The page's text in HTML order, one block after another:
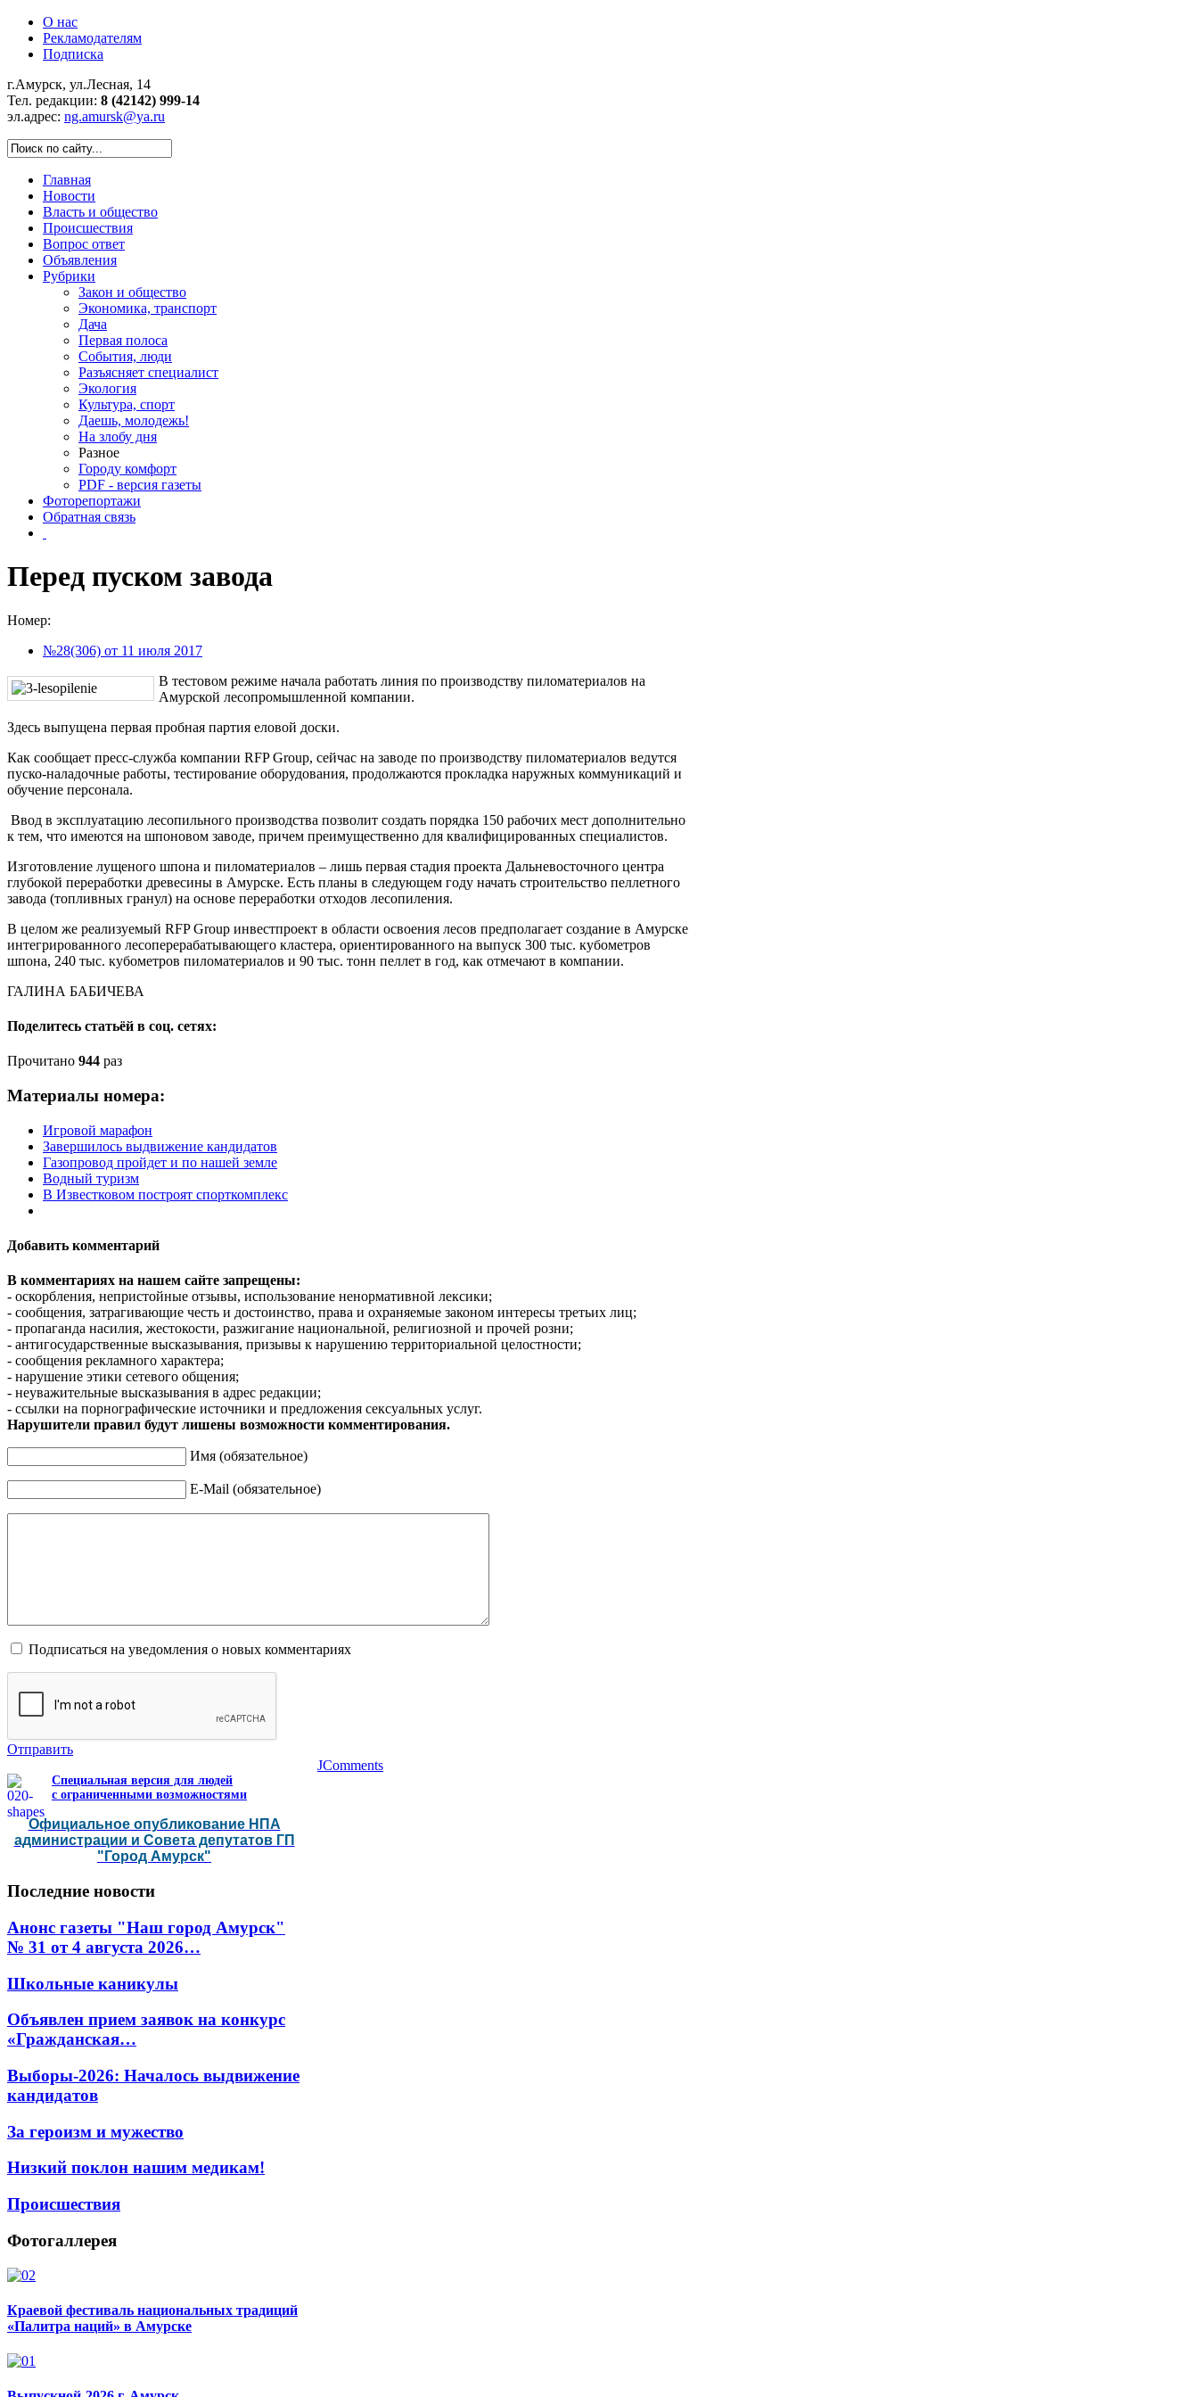
О нас
Рекламодателям
Подписка
г.Амурск, ул.Лесная, 14
Тел. редакции: 8 (42142) 999-14
эл.адрес: ng.amursk@ya.ru
Главная
Новости
Власть и общество
Происшествия
Вопрос ответ
Объявления
Рубрики
Закон и общество
Экономика, транспорт
Дача
Первая полоса
События, люди
Разъясняет специалист
Экология
Культура, спорт
Даешь, молодежь!
На злобу дня
Разное
Городу комфорт
PDF - версия газеты
Фоторепортажи
Обратная связь
Перед пуском завода
Номер:
№28(306) от 11 июля 2017
В тестовом режиме начала работать линия по производству пиломатериалов на
Амурской лесопромышленной компании.
Здесь выпущена первая пробная партия еловой доски.
Как сообщает пресс-служба компании RFP Group, сейчас на заводе по производству пиломатериалов ведутся
пуско-наладочные работы, тестирование оборудования, продолжаются прокладка наружных коммуникаций и
обучение персонала.
Ввод в эксплуатацию лесопильного производства позволит создать порядка 150 рабочих мест дополнительно
к тем, что имеются на шпоновом заводе, причем преимущественно для квалифицированных специалистов.
Изготовление лущеного шпона и пиломатериалов – лишь первая стадия проекта Дальневосточного центра
глубокой переработки древесины в Амурске. Есть планы в следующем году начать строительство пеллетного
завода (топливных гранул) на основе переработки отходов лесопиления.
В целом же реализуемый RFP Group инвестпроект в области освоения лесов предполагает создание в Амурске
интегрированного лесоперерабатывающего кластера, ориентированного на выпуск 300 тыс. кубометров
шпона, 240 тыс. кубометров пиломатериалов и 90 тыс. тонн пеллет в год, как отмечают в компании.
ГАЛИНА БАБИЧЕВА
Поделитесь статьёй в соц. сетях:
Прочитано 944 раз
Материалы номера:
Игровой марафон
Завершилось выдвижение кандидатов
Газопровод пройдет и по нашей земле
Водный туризм
В Известковом построят спорткомплекс
Добавить комментарий
В комментариях на нашем сайте запрещены:
- оскорбления, непристойные отзывы, использование ненормативной лексики;
- сообщения, затрагивающие честь и достоинство, права и охраняемые законом интересы третьих лиц;
- пропаганда насилия, жестокости, разжигание национальной, религиозной и прочей розни;
- антигосударственные высказывания, призывы к нарушению территориальной целостности;
- сообщения рекламного характера;
- нарушение этики сетевого общения;
- неуважительные высказывания в адрес редакции;
- ссылки на порнографические источники и предложения сексуальных услуг.
Нарушители правил будут лишены возможности комментирования.
Имя (обязательное)
E-Mail (обязательное)
Подписаться на уведомления о новых комментариях
Отправить
JComments
Специальная версия для людей
с ограниченными возможностями
Официальное опубликование НПА
администрации и Совета депутатов ГП
"Город Амурск"
Последние новости
Анонс газеты "Наш город Амурск"
№ 31 от 4 августа 2026…
Школьные каникулы
Объявлен прием заявок на конкурс
«Гражданская…
Выборы-2026: Началось выдвижение
кандидатов
За героизм и мужество
Низкий поклон нашим медикам!
Происшествия
Фотогаллерея
Краевой фестиваль национальных традиций
«Палитра наций» в Амурске